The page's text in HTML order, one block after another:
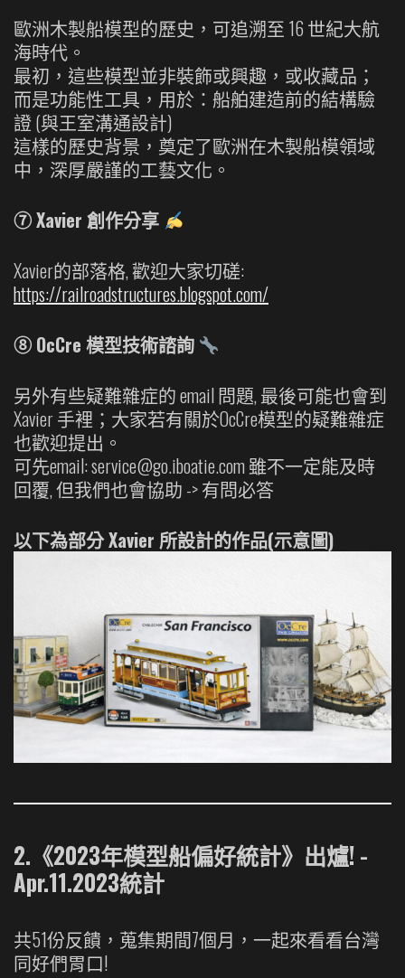
歐洲木製船模型的歷史，可追溯至 16 世紀大航
海時代。
最初，這些模型並非裝飾或興趣，或收藏品；
而是功能性工具，用於：船舶建造前的結構驗
證 (與王室溝通設計)
這樣的歷史背景，奠定了歐洲在木製船模領域
中，深厚嚴謹的工藝文化。
⑦ Xavier 創作分享
Xavier的部落格, 歡迎大家切磋:
https://railroadstructures.blogspot.com/
⑧ OcCre 模型技術諮詢
另外有些疑難雜症的 email 問題, 最後可能也會到
Xavier 手裡；大家若有關於OcCre模型的疑難雜症
也歡迎提出。
可先email: service@go.iboatie.com 雖不一定能及時
回覆, 但我們也會協助 -> 有問必答
以下為部分 Xavier 所設計的作品(示意圖)
2.《2023年模型船偏好統計》出爐! -
Apr.11.2023統計
共51份反饋，蒐集期間7個月，一起來看看台灣
同好們胃口!